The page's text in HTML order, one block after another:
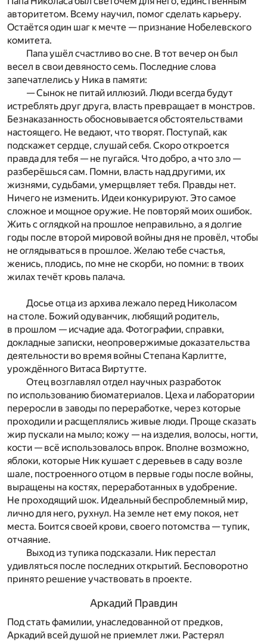
авторитетом. Всему научил, помог сделать карьеру.
Остаётся один шаг к мечте — признание Нобелевского
комитета.
Папа ушёл счастливо во сне. В тот вечер он был
весел в свои девяносто семь. Последние слова
запечатлелись у Ника в памяти:
— Сынок не питай иллюзий. Люди всегда будут
истреблять друг друга, власть превращает в монстров.
Безнаказанность обосновывается обстоятельствами
настоящего. Не ведают, что творят. Поступай, как
подскажет сердце, слушай себя. Скоро откроется
правда для тебя — не пугайся. Что добро, а что зло —
разберёшься сам. Помни, власть над другими, их
жизнями, судьбами, умерщвляет тебя. Правды нет.
Ничего не изменить. Идеи конкурируют. Это самое
сложное и мощное оружие. Не повторяй моих ошибок.
Жить с оглядкой на прошлое неправильно, а я долгие
годы после второй мировой войны дня не провёл, чтобы
не оглядываться в прошлое. Желаю тебе счастья,
женись, плодись, по мне не скорби, но помни: в твоих
жилах течёт кровь палача.
Досье отца из архива лежало перед Николасом
на столе. Божий одуванчик, любящий родитель,
в прошлом — исчадие ада. Фотографии, справки,
докладные записки, неопровержимые доказательства
деятельности во время войны Степана Карлитте,
урождённого Витаса Виртутте.
Отец возглавлял отдел научных разработок
по использованию биоматериалов. Цеха и лаборатории
переросли в заводы по переработке, через которые
проходили и расщеплялись живые люди. Проще сказать
жир пускали на мыло; кожу — на изделия, волосы, ногти,
кости — всё использовалось впрок. Вполне возможно,
яблоки, которые Ник кушает с деревьев в саду возле
шале, построенного отцом в первые годы после войны,
выращены на костях, переработанных в удобрение.
Не проходящий шок. Идеальный беспроблемный мир,
лично для него, рухнул. На земле нет ему покоя, нет
места. Боится своей крови, своего потомства — тупик,
отчаяние.
Выход из тупика подсказали. Ник перестал
удивляться после последних открытий. Бесповоротно
принято решение участвовать в проекте.
Аркадий Правдин
Под стать фамилии, унаследованной от предков,
Аркадий всей душой не приемлет лжи. Растерял